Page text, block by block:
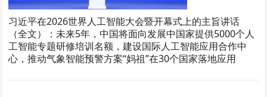
习近平在2026世界人工智能大会暨开幕式上的主旨讲话
（全文）：未来5年，中国将面向发展中国家提供5000个人
工智能专题研修培训名额，建设国际人工智能应用合作中
心，推动气象智能预警方案“妈祖”在30个国家落地应用